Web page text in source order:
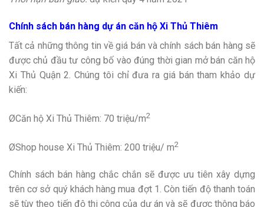
Chính sách bán hàng dự án căn hộ Xi Thủ Thiêm
Tất cả những thông tin về giá bán và chính sách bán hàng sẽ
được chủ đầu tư công bố vào đúng thời gian mở bán căn hộ
Xi Thủ Quận 2. Chúng tôi chỉ đưa ra giá bán tham khảo dự
kiến:
ØCăn hộ Xi Thủ Thiêm: 70 triệu/m2
ØShop house Xi Thủ Thiêm: 200 triệu/ m2
Chính sách bán hàng chắc chắn sẽ được ưu tiên xây dựng
trên cơ sở quý khách hàng mua đợt 1. Còn tiến độ thanh toán
sẽ tùy theo tiến độ thi công của dự án và sẽ được thông báo